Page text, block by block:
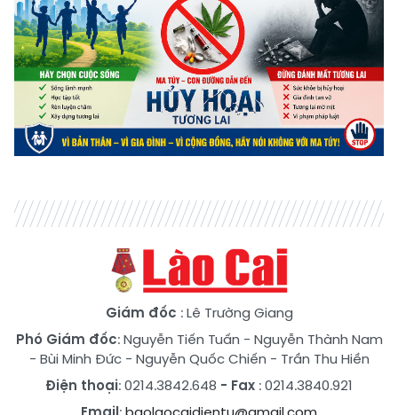
Giám đốc : Lê Trường Giang
Phó Giám đốc:Nguyễn Tiến Tuấn - Nguyễn Thành Nam
- Bùi Minh Đức- Nguyễn Quốc Chiến - Trần Thu Hiền
Điện thoại: 0214.3842.648 - Fax : 0214.3840.921